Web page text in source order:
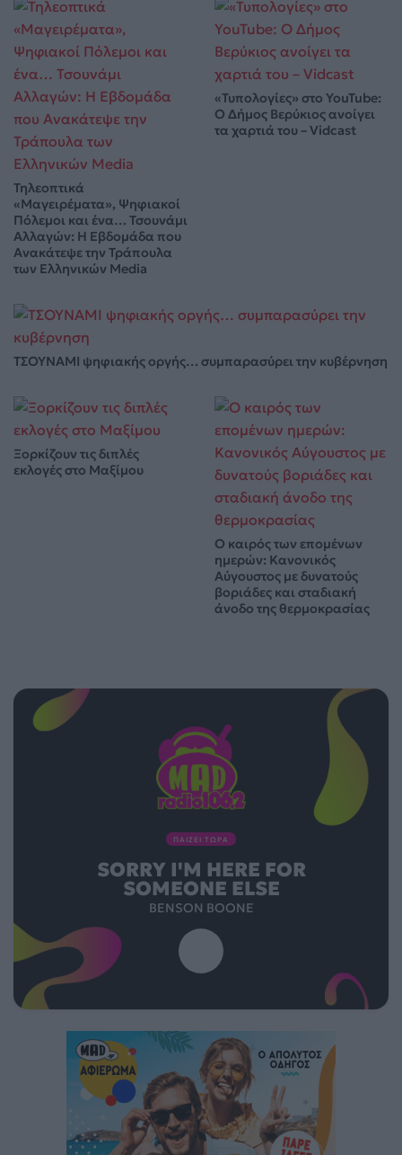
Τηλεοπτικά
«Μαγειρέματα», Ψηφιακοί
Πόλεμοι και ένα… Τσουνάμι
Αλλαγών: Η Εβδομάδα που
Ανακάτεψε την Τράπουλα
των Ελληνικών Media
«Τυπολογίες» στο YouTube:
Ο Δήμος Βερύκιος ανοίγει
τα χαρτιά του – Vidcast
ΤΣΟΥΝΑΜΙ ψηφιακής οργής… συμπαρασύρει την κυβέρνηση
Ξορκίζουν τις διπλές
εκλογές στο Μαξίμου
Ο καιρός των επομένων
ημερών: Κανονικός
Αύγουστος με δυνατούς
βοριάδες και σταδιακή
άνοδο της θερμοκρασίας
ΠΑΙΖΕΙ ΤΩΡΑ
SORRY I'M HERE FOR
SOMEONE ELSE
BENSON BOONE